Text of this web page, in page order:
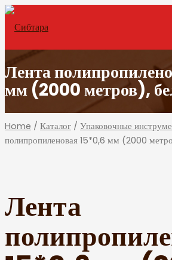
Skip
Лента
мм (2000 метров),
Home / Каталог / Упаковочные
полипропиленовая 15*0,6 мм (2000
Лента